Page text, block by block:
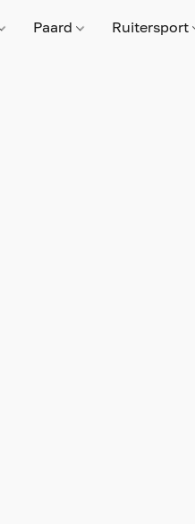
Paard Ruitersport